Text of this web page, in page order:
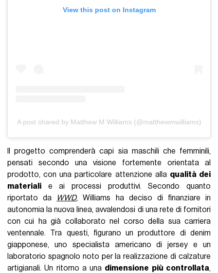
View this post on Instagram
A post shared by Matthew M Williams (@matthewmwilliams)
Il progetto comprenderà capi sia maschili che femminili,
pensati secondo una visione fortemente orientata al
prodotto, con una particolare attenzione alla qualità dei
materiali e ai processi produttivi. Secondo quanto
riportato da
WWD, Williams ha deciso di finanziare in
autonomia la nuova linea, avvalendosi di una rete di fornitori
con cui ha già collaborato nel corso della sua carriera
ventennale. Tra questi, figurano un produttore di denim
giapponese, uno specialista americano di jersey e un
laboratorio spagnolo noto per la realizzazione di calzature
artigianali. Un ritorno a una dimensione più controllata,